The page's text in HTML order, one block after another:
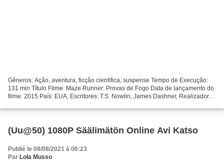
Gêneros: Ação, aventura, ficção científica, suspense Tempo de Execução:
131 min Título Filme: Maze Runner: Provas de Fogo Data de lançamento do
filme: 2015 País: EUA, Escritores: T.S. Nowlin, James Dashner, Realizador:
(Uu@50) 1080P Säälimätön Online Avi Katso
Publié le 08/08/2021 à 06:23
Par Lola Musso